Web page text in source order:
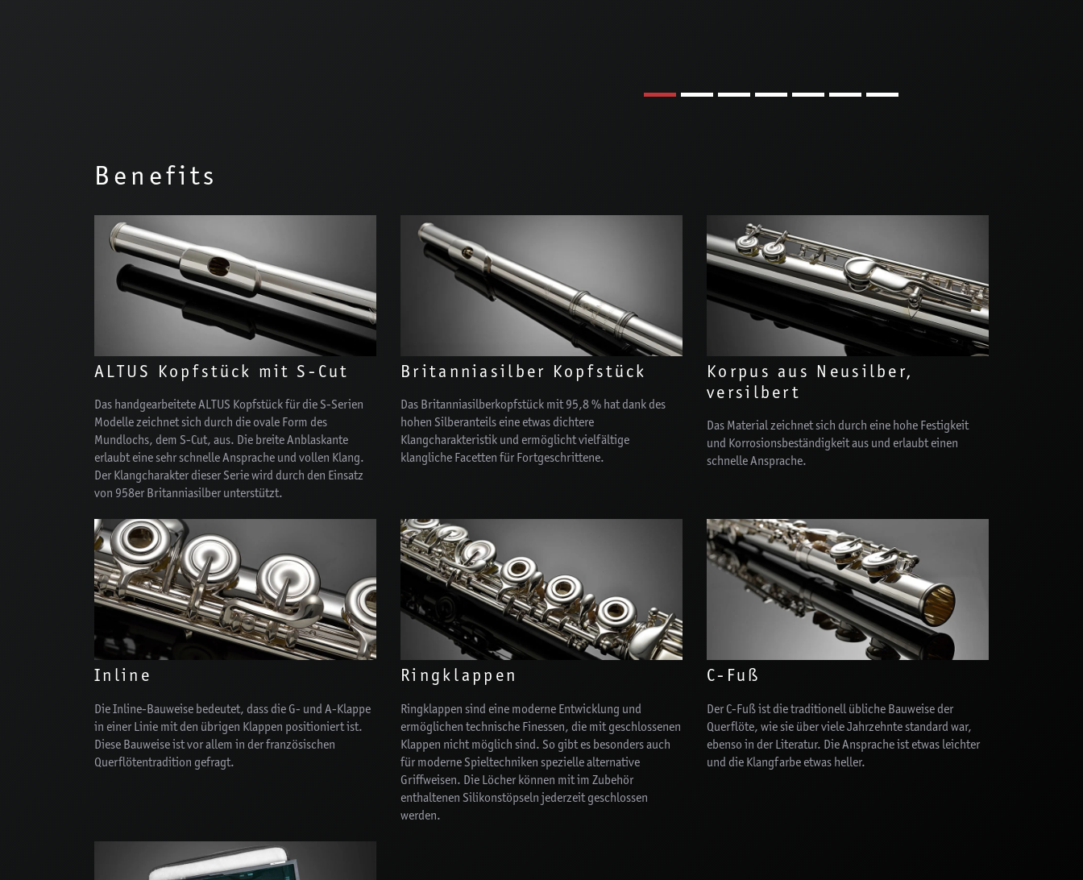
Benefits
ALTUS Kopfstück mit S-Cut
Das handgearbeitete ALTUS Kopfstück für die S-Serien
Modelle zeichnet sich durch die ovale Form des
Mundlochs, dem S-Cut, aus. Die breite Anblaskante
erlaubt eine sehr schnelle Ansprache und vollen Klang.
Der Klangcharakter dieser Serie wird durch den Einsatz
von 958er Britanniasilber unterstützt.
Britanniasilber Kopfstück
Das Britanniasilberkopfstück mit 95,8 % hat dank des
hohen Silberanteils eine etwas dichtere
Klangcharakteristik und ermöglicht vielfältige
klangliche Facetten für Fortgeschrittene.
Korpus aus Neusilber,
versilbert
Das Material zeichnet sich durch eine hohe Festigkeit
und Korrosionsbeständigkeit aus und erlaubt einen
schnelle Ansprache.
Inline
Die Inline-Bauweise bedeutet, dass die G- und A-Klappe
in einer Linie mit den übrigen Klappen positioniert ist.
Diese Bauweise ist vor allem in der französischen
Querflötentradition gefragt.
Ringklappen
Ringklappen sind eine moderne Entwicklung und
ermöglichen technische Finessen, die mit geschlossenen
Klappen nicht möglich sind. So gibt es besonders auch
für moderne Spieltechniken spezielle alternative
Griffweisen. Die Löcher können mit im Zubehör
enthaltenen Silikonstöpseln jederzeit geschlossen
werden.
C-Fuß
Der C-Fuß ist die traditionell übliche Bauweise der
Querflöte, wie sie über viele Jahrzehnte standard war,
ebenso in der Literatur. Die Ansprache ist etwas leichter
und die Klangfarbe etwas heller.